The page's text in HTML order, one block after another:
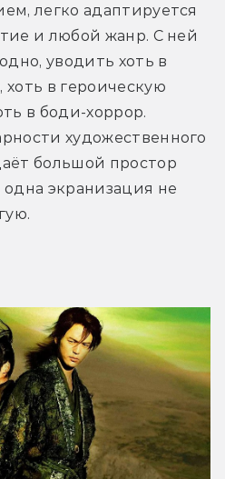
легко адаптируется
и любой жанр. С ней
уводить хоть в
в героическую
в боди-хоррор.
художественного
большой простор
экранизация не